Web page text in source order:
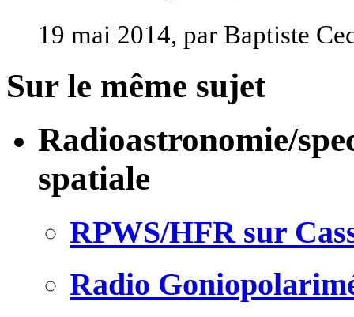
19 mai 2014, par Baptiste
Sur le même sujet
Radioastronomie/
spatiale
RPWS/HFR sur
Radio